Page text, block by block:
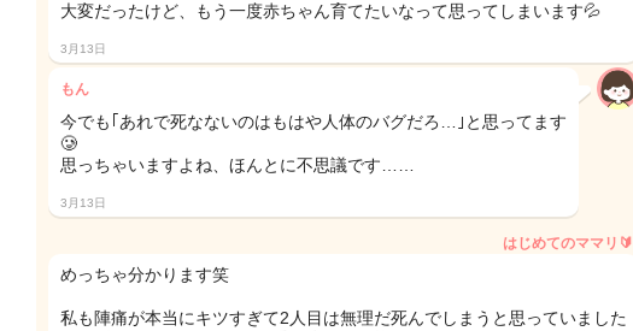
大変だったけど、もう一度赤ちゃん育てたいなって思ってしまいます💦
3月13日
もん
今でも｢あれで死なないのはもはや人体のバグだろ…｣と思ってます
🥲
思っちゃいますよね、ほんとに不思議です……
3月13日
はじめてのママリ🔰
めっちゃ分かります笑
私も陣痛が本当にキツすぎて2人目は無理だ死んでしまうと思っていました